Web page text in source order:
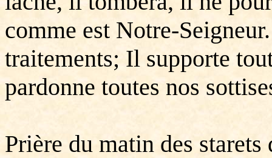
comme est Notre-
traitements; Il supporte
pardonne toutes nos
Prière du matin des